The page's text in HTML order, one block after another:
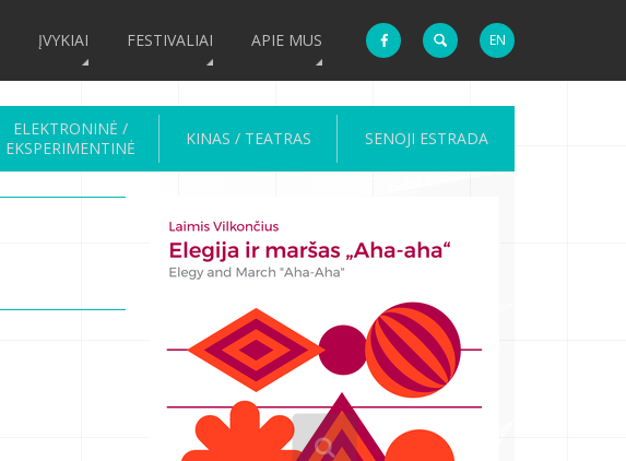
EN
ĮVYKIAI FESTIVALIAI APIE MUS
ELEKTRONINĖ /
EKSPERIMENTINĖ
KINAS / TEATRAS SENOJI ESTRADA